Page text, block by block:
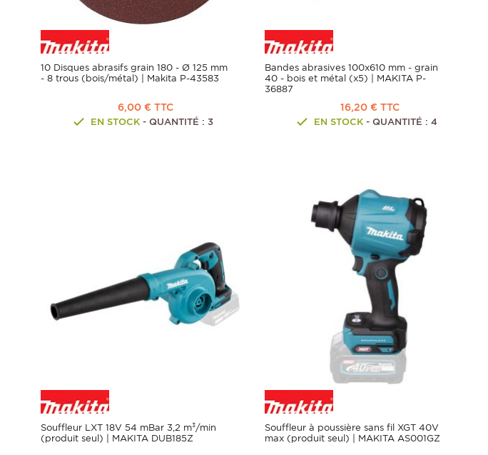
10 Disques abrasifs grain 180 - Ø 125 mm
- 8 trous (bois/métal) | Makita P-43583
6,00 € TTC
EN STOCK- QUANTITÉ : 3
Bandes abrasives 100x610 mm - grain
40 - bois et métal (x5) | MAKITA P-
36887
16,20 € TTC
EN STOCK - QUANTITÉ : 4
Souffleur LXT 18V 54 mBar 3,2 m³/min
(produit seul) | MAKITA DUB185Z
Souffleur à poussière sans fil XGT 40V
max (produit seul) | MAKITA AS001GZ